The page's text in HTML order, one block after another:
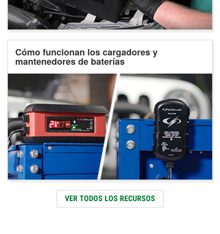
Cómo funcionan los cargadores y
mantenedores de baterías
VER TODOS LOS RECURSOS